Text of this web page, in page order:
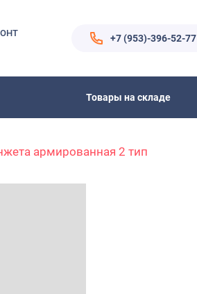
+7 (953)-396-52-77
Товары на складе
армированная 2 тип